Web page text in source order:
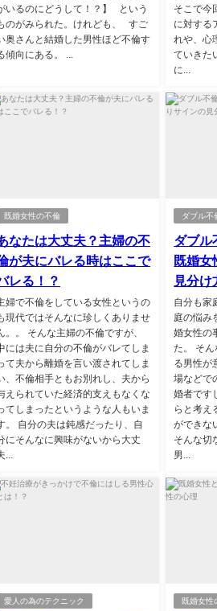
いるのにどうして！？】 という
のがみられた。けれども、 すご
奥さんと結婚した男性ほど不倫す
傾向にある。 ...
そこで今
に対する
れや、心
ていきた
に...
既婚女性の不倫
なたは大丈夫？主婦の不
が夫にバレる時はここで
レる！？
婦で不倫をしている女性というの
現代ではそんなに珍しくありませ
。。 そんな主婦の不倫ですが、
には夫に自分の不倫がバレてしま
て夫から離婚を言い渡されてしま
、不倫相手ともお別れし、夫から
えられていた経済的支えもなくな
てしまったというような人もいま
。 自分の夫は鈍感だったり、自
にそんなに興味がないから大丈
...
ダブル不
ダブル
既婚女
見分け
自分も家
庭の悩み
婚女性の
た。 そ
る男性が
場などで
婚者です
らと考え
ができな
そんな切
男...
愛人の為のテクニック 既婚女性